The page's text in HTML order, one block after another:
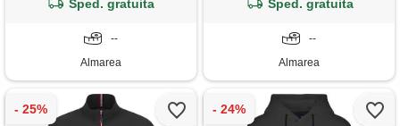
Sped. gratuita
--
Almarea
Sped. gratuita
--
Almarea